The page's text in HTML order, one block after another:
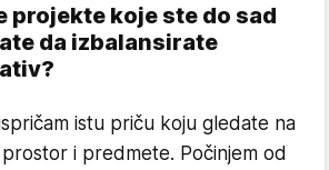
projekte koje ste do sad
da izbalansirate
istu priču koju gledate na
i predmete. Počinjem od